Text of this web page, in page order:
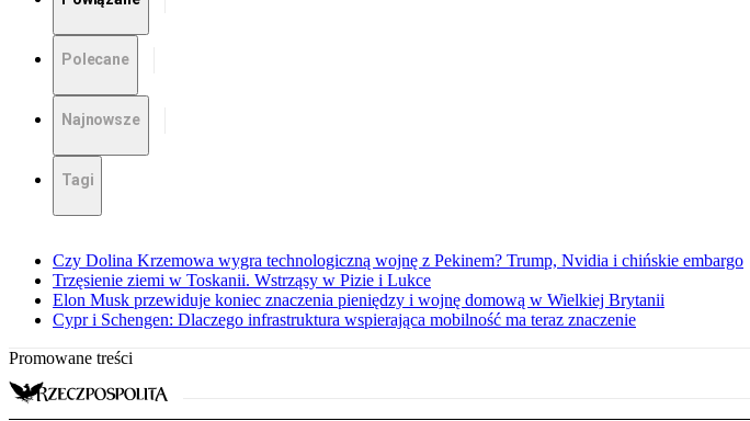
Polecane
Najnowsze
Tagi
Czy Dolina Krzemowa wygra technologiczną wojnę z Pekinem? Trump, Nvidia i chińskie embargo
Trzęsienie ziemi w Toskanii. Wstrząsy w Pizie i Lukce
Elon Musk przewiduje koniec znaczenia pieniędzy i wojnę domową w Wielkiej Brytanii
Cypr i Schengen: Dlaczego infrastruktura wspierająca mobilność ma teraz znaczenie
Promowane treści